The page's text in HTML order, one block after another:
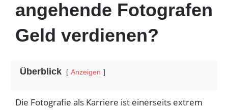
angehende Fotografen
Geld verdienen?
Überblick Anzeigen
Die Fotografie als Karriere ist einerseits extrem